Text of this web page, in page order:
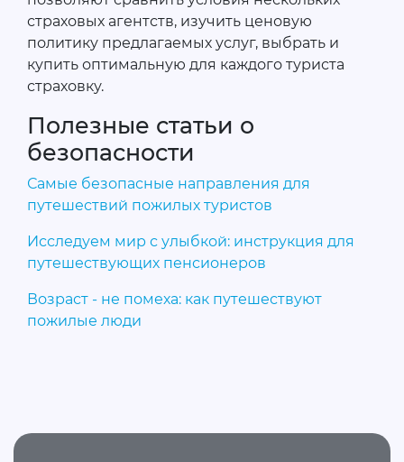
страховых агентств, изучить ценовую
политику предлагаемых услуг, выбрать и
купить оптимальную для каждого туриста
страховку.
Полезные статьи о
безопасности
Самые безопасные направления для
путешествий пожилых туристов
Исследуем мир с улыбкой: инструкция для
путешествующих пенсионеров
Возраст - не помеха: как путешествуют
пожилые люди